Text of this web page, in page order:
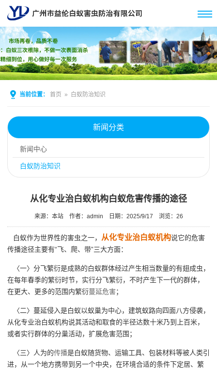
当前位置： 首页 » 白蚁防治知识
新闻分类
新闻中心
白蚁防治知识
从化专业治白蚁机构白蚁危害传播的途径
来源：本站 作者：admin 日期：2025/9/17 浏览： 26
白蚁作为世界性的害虫之一， 从化专业治白蚁机构说它的危害
传播途径主要有“飞、爬、带”三大方面：
〈一〉分飞繁衍是成熟的白蚁群体经过产生相当数量的有翅成虫，
在每年春季的繁衍时节，实行分飞繁衍，不时产生下一代的群体，
在更大、更多的范围内繁衍蔓延危害；
〈二〉蔓延侵入是白蚁以蚁巢为中心，建筑蚁路向四面八方侵袭，
从化专业治白蚁机构说其活动和取食的半径达数十米乃到上百米，
或者实行群体的分巢活动，扩展危害范围；
〈三〉人为的传播是白蚁随货物、运输工具、包装材料等被人类引
进，从一个地方携带到另一个中央，在环境合适的条件下定居、繁